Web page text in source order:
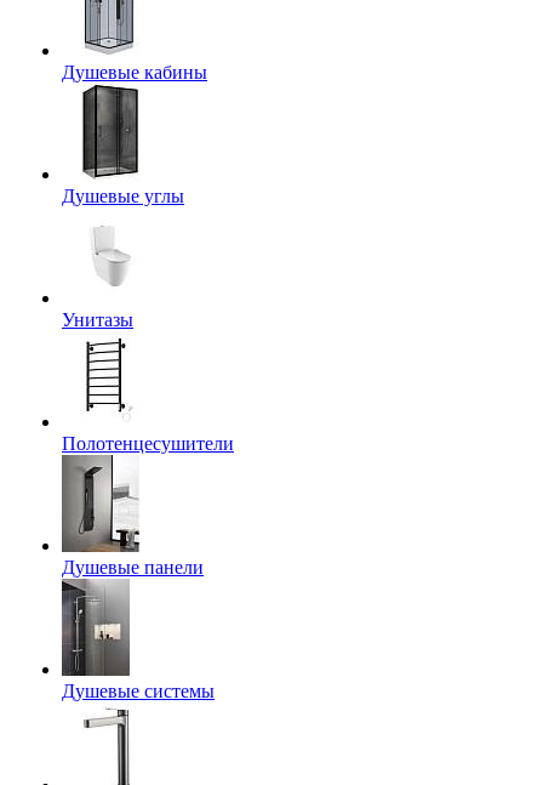
Душевые кабины
Душевые углы
Унитазы
Полотенцесушители
Душевые панели
Душевые системы